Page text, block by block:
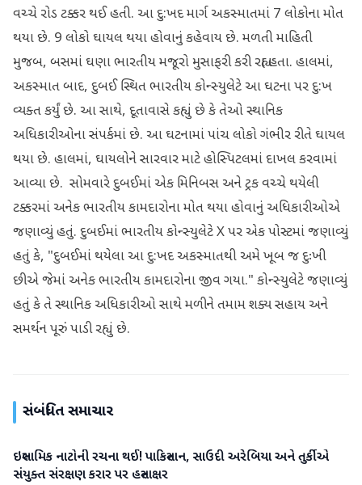
વચ્ચે રોડ ટક્કર થઈ હતી. આ દુ:ખદ માર્ગ અકસ્માતમાં 7 લોકોના મોત
થયા છે. 9 લોકો ઘાયલ થયા હોવાનું કહેવાય છે. મળતી માહિતી
મુજબ, બસમાં ઘણા ભારતીય મજૂરો મુસાફરી કરી રહ્યા હતા. હાલમાં,
અકસ્માત બાદ, દુબઈ સ્થિત ભારતીય કોન્સ્યુલેટે આ ઘટના પર દુ:ખ
વ્યક્ત કર્યું છે. આ સાથે, દૂતાવાસે કહ્યું છે કે તેઓ સ્થાનિક
અધિકારીઓના સંપર્કમાં છે. આ ઘટનામાં પાંચ લોકો ગંભીર રીતે ઘાયલ
થયા છે. હાલમાં, ઘાયલોને સારવાર માટે હોસ્પિટલમાં દાખલ કરવામાં
આવ્યા છે. સોમવારે દુબઈમાં એક મિનિબસ અને ટ્રક વચ્ચે થયેલી
ટક્કરમાં અનેક ભારતીય કામદારોના મોત થયા હોવાનું અધિકારીઓએ
જણાવ્યું હતું. દુબઈમાં ભારતીય કોન્સ્યુલેટે X પર એક પોસ્ટમાં જણાવ્યું
હતું કે, "દુબઈમાં થયેલા આ દુ:ખદ અકસ્માતથી અમે ખૂબ જ દુઃખી
છીએ જેમાં અનેક ભારતીય કામદારોના જીવ ગયા." કોન્સ્યુલેટે જણાવ્યું
હતું કે તે સ્થાનિક અધિકારીઓ સાથે મળીને તમામ શક્ય સહાય અને
સમર્થન પૂરું પાડી રહ્યું છે.
સંબંધિત સમાચાર
આંતરરાષ્ટ્રીય
ઇસ્લામિક નાટોની રચના થઈ! પાકિસ્તાન, સાઉદી અરેબિયા અને તુર્કીએ
સંયુક્ત સંરક્ષણ કરાર પર હસ્તાક્ષર